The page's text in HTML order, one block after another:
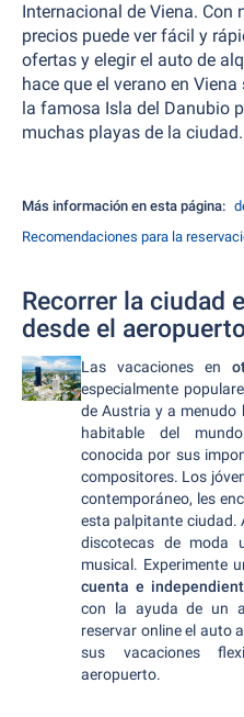
Internacional de Viena. Con
precios puede ver fácil y
ofertas y elegir el auto de
hace que el verano en
la famosa Isla del Danubio
muchas playas de la ciudad.
Más información en esta página:
Recomendaciones para la
Recorrer la ciudad
desde el
Las vacaciones en
especialmente
de Austria y a menudo
habitable del
conocida por sus
compositores. Los
contemporáneo, les
esta palpitante ciudad.
discotecas de moda
musical. Experimente
cuenta e
con la ayuda de un
reservar online el auto
sus vacaciones
aeropuerto.